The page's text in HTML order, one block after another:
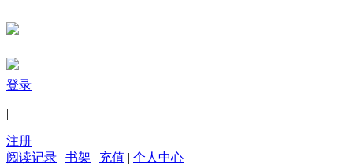
登录
|
注册
阅读记录 | 书架 | 充值 | 个人中心